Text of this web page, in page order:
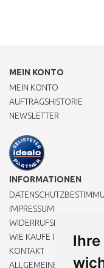
MEIN KONTO
MEIN KONTO
AUFTRAGSHISTORIE
NEWSLETTER
INFORMATIONEN
IMPRESSUM
WIDERRUFSRECHT
WIE KAUFE ICH EIN?
KONTAKT
ALLGEMEINEN